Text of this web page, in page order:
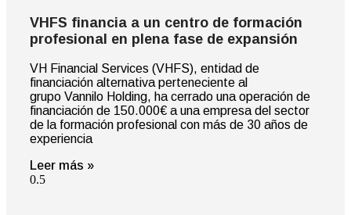
VHFS financia a un centro de formación
profesional en plena fase de expansión
VH Financial Services (VHFS), entidad de
financiación alternativa perteneciente al
grupo Vannilo Holding, ha cerrado una operación de
financiación de 150.000€ a una empresa del sector
de la formación profesional con más de 30 años de
experiencia
Leer más »